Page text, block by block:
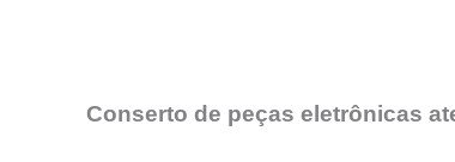
Conserto de peças eletrônicas